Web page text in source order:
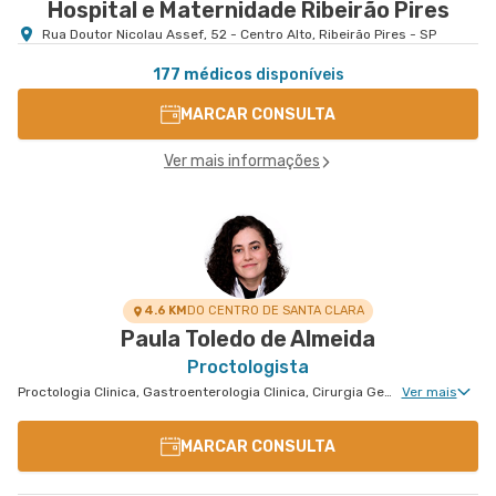
Hospital e Maternidade Ribeirão Pires
Rua Doutor Nicolau Assef, 52 - Centro Alto, Ribeirão Pires - SP
177 médicos disponíveis
MARCAR CONSULTA
Ver mais informações
4.6 KMDO CENTRO DE SANTA CLARA
Paula Toledo de Almeida
Proctologista
Proctologia Clinica, Gastroenterologia Clinica, Cirurgia Geral, Cirurgia Bariátrica, Cirurgia do Aparelho Digestivo Ver mais
MARCAR CONSULTA